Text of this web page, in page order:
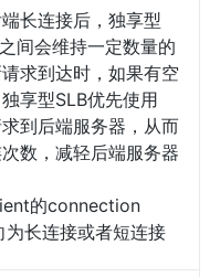
长连接后，独享型
间会维持一定数量的
求到达时，如果有空
享型SLB优先使用
到后端服务器，从而
数，减轻后端服务器
的connection
长连接或者短连接